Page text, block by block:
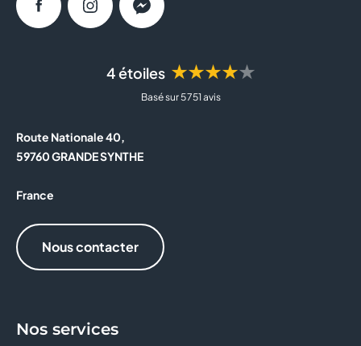
4 étoiles ★★★★★
Basé sur 5 751 avis
Route Nationale 40,
59760 GRANDE SYNTHE
France
Nous contacter
Nos services
FacebookInstagramMessenger